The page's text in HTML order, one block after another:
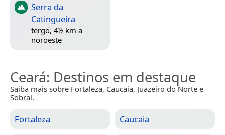
Serra da
Catingueira
tergo, 4½ km a
noroeste
Ceará: Destinos em destaque
Saiba mais sobre Fortaleza, Caucaia, Juazeiro do Norte e
Sobral.
Fortaleza Caucaia